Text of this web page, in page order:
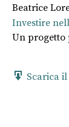
Beatrice
Investire
Un
Scarica